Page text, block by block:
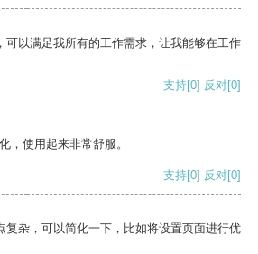
可以满足我所有的工作需求，让我能够在工作
支持[0] 反对[0]
，使用起来非常舒服。
支持[0] 反对[0]
复杂，可以简化一下，比如将设置页面进行优